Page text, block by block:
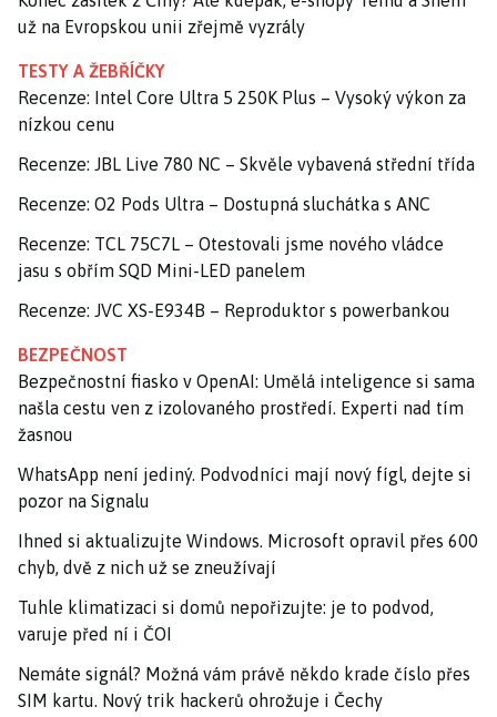
už na Evropskou unii zřejmě vyzrály
TESTY A ŽEBŘÍČKY
Recenze: Intel Core Ultra 5 250K Plus – Vysoký výkon za
nízkou cenu
Recenze: JBL Live 780 NC – Skvěle vybavená střední třída
Recenze: O2 Pods Ultra – Dostupná sluchátka s ANC
Recenze: TCL 75C7L – Otestovali jsme nového vládce
jasu s obřím SQD Mini-LED panelem
Recenze: JVC XS-E934B – Reproduktor s powerbankou
BEZPEČNOST
Bezpečnostní fiasko v OpenAI: Umělá inteligence si sama
našla cestu ven z izolovaného prostředí. Experti nad tím
žasnou
WhatsApp není jediný. Podvodníci mají nový fígl, dejte si
pozor na Signalu
Ihned si aktualizujte Windows. Microsoft opravil přes 600
chyb, dvě z nich už se zneužívají
Tuhle klimatizaci si domů nepořizujte: je to podvod,
varuje před ní i ČOI
Nemáte signál? Možná vám právě někdo krade číslo přes
SIM kartu. Nový trik hackerů ohrožuje i Čechy